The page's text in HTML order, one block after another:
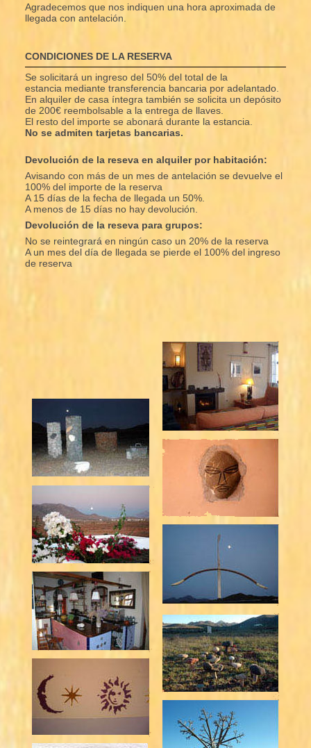
Agradecemos que nos indiquen una hora aproximada de
llegada con antelación.
CONDICIONES DE LA RESERVA
Se solicitará un ingreso del 50% del total de la
estancia mediante transferencia bancaria por adelantado.
En alquiler de casa íntegra también se solicita un depósito
de 200€ reembolsable a la entrega de llaves.
El resto del importe se abonará durante la estancia.
No se admiten tarjetas bancarias.
Devolución de la reseva en alquiler por habitación:
Avisando con más de un mes de antelación se devuelve el
100% del importe de la reserva
A 15 días de la fecha de llegada un 50%.
A menos de 15 días no hay devolución.
Devolución de la reseva para grupos:
No se reintegrará en ningún caso un 20% de la reserva
A un mes del día de llegada se pierde el 100% del ingreso
de reserva